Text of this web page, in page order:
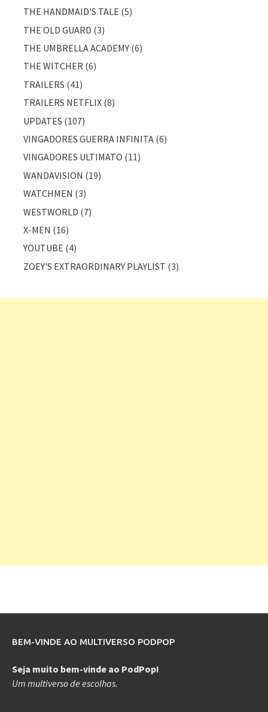
THE HANDMAID'S TALE (5)
THE OLD GUARD (3)
THE UMBRELLA ACADEMY (6)
THE WITCHER (6)
TRAILERS (41)
TRAILERS NETFLIX (8)
UPDATES (107)
VINGADORES GUERRA INFINITA (6)
VINGADORES ULTIMATO (11)
WANDAVISION (19)
WATCHMEN (3)
WESTWORLD (7)
X-MEN (16)
YOUTUBE (4)
ZOEY'S EXTRAORDINARY PLAYLIST (3)
BEM-VINDE AO MULTIVERSO PODPOP
Seja muito bem-vinde ao PodPop!
Um multiverso de escolhas.